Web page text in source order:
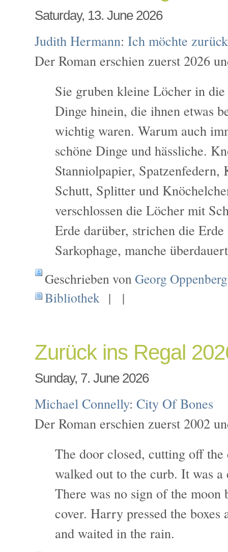
Saturday, 13. June 2026
Judith Hermann:Ich möchte
Der Roman erschien zuerst 2026
Sie gruben kleine Löcher in
Dinge hinein, die ihnen etwas
wichtig waren. Warum auch
schöne Dinge und hässliche.
Stanniolpapier, Spatzenfedern,
Schutt, Splitter und
verschlossen die Löcher mit
Erde darüber, strichen die
Sarkophage, manche
Geschrieben vonGeorg Oppenberg
Bibliothek | |
Zurück ins Regal
Sunday, 7. June 2026
Michael Connelly:City Of Bones
Der Roman erschien zuerst 2002
The door closed, cutting off
walked out to the curb. It was
There was no sign of the moon
cover. Harry pressed the boxes
and waited in the rain.